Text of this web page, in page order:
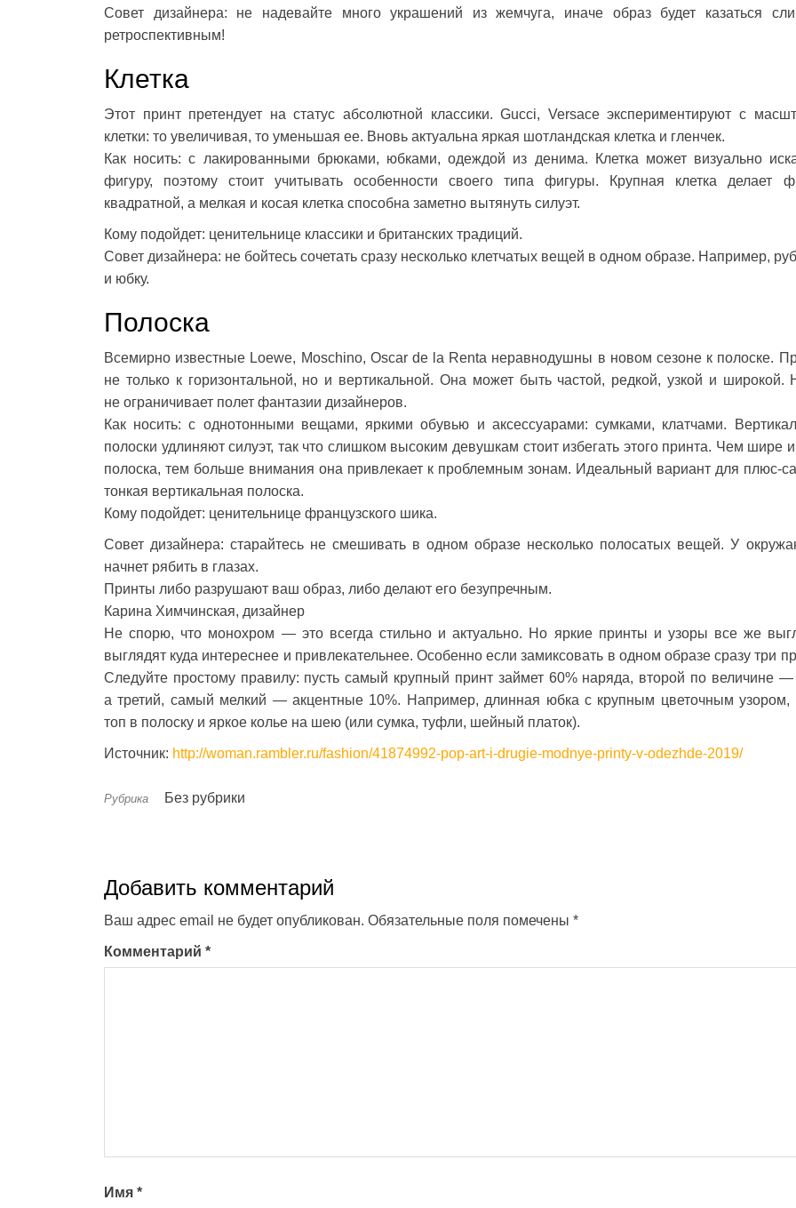
Совет дизайнера: не надевайте много украшений из жемчуга, иначе образ будет казаться
ретроспективным!
Клетка
Этот принт претендует на статус абсолютной классики. Gucci, Versace экспериментируют с
клетки: то увеличивая, то уменьшая ее. Вновь актуальна яркая шотландская клетка и гленчек.
Как носить: с лакированными брюками, юбками, одеждой из денима. Клетка может визуально
фигуру, поэтому стоит учитывать особенности своего типа фигуры. Крупная клетка делает
квадратной, а мелкая и косая клетка способна заметно вытянуть силуэт.
Кому подойдет: ценительнице классики и британских традиций.
Совет дизайнера: не бойтесь сочетать сразу несколько клетчатых вещей в одном образе. Например,
и юбку.
Полоска
Всемирно известные Loewe, Moschino, Oscar de la Renta неравнодушны в новом сезоне к полоске.
не только к горизонтальной, но и вертикальной. Она может быть частой, редкой, узкой и широкой.
не ограничивает полет фантазии дизайнеров.
Как носить: с однотонными вещами, яркими обувью и аксессуарами: сумками, клатчами.
полоски удлиняют силуэт, так что слишком высоким девушкам стоит избегать этого принта. Чем шире
полоска, тем больше внимания она привлекает к проблемным зонам. Идеальный вариант для плюс-
тонкая вертикальная полоска.
Кому подойдет: ценительнице французского шика.
Совет дизайнера: старайтесь не смешивать в одном образе несколько полосатых вещей. У
начнет рябить в глазах.
Принты либо разрушают ваш образ, либо делают его безупречным.
Карина Химчинская, дизайнер
Не спорю, что монохром — это всегда стильно и актуально. Но яркие принты и узоры все же
выглядят куда интереснее и привлекательнее. Особенно если замиксовать в одном образе сразу три
Следуйте простому правилу: пусть самый крупный принт займет 60% наряда, второй по величине —
а третий, самый мелкий — акцентные 10%. Например, длинная юбка с крупным цветочным узором,
топ в полоску и яркое колье на шею (или сумка, туфли, шейный платок).
Источник: http://woman.rambler.ru/fashion/41874992-pop-art-i-drugie-modnye-printy-v-odezhde-2019/
Рубрика Без рубрики
Добавить комментарий
Ваш адрес email не будет опубликован. Обязательные поля помечены *
Комментарий *
Имя *